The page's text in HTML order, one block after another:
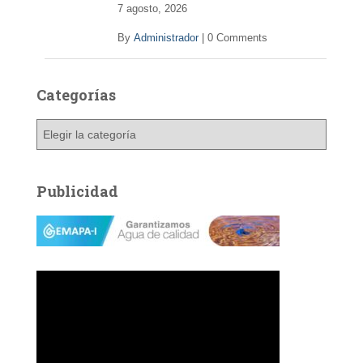
7 agosto, 2026
By Administrador 0 Comments
Categorías
g
o
a
Publicidad